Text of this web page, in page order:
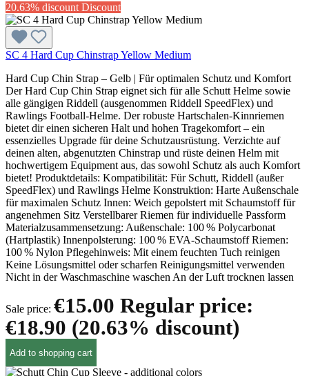
20.63% discount Discount
SC 4 Hard Cup Chinstrap Yellow Medium
Hard Cup Chin Strap – Gelb | Für optimalen Schutz und Komfort
Der Hard Cup Chin Strap eignet sich für alle Schutt Helme sowie
alle gängigen Riddell (ausgenommen Riddell SpeedFlex) und
Rawlings Football-Helme. Der robuste Hartschalen-Kinnriemen
bietet dir einen sicheren Halt und hohen Tragekomfort – ein
essenzielles Upgrade für deine Schutzausrüstung. Verzichte auf
deinen alten, abgenutzten Chinstrap und rüste deinen Helm mit
hochwertigem Equipment aus, das sowohl Schutz als auch Komfort
bietet! Produktdetails: Kompatibilität: Für Schutt, Riddell (außer
SpeedFlex) und Rawlings Helme Konstruktion: Harte Außenschale
für maximalen Schutz Innen: Weich gepolstert mit Schaumstoff für
angenehmen Sitz Verstellbarer Riemen für individuelle Passform
Materialzusammensetzung: Außenschale: 100 % Polycarbonat
(Hartplastik) Innenpolsterung: 100 % EVA-Schaumstoff Riemen:
100 % Nylon Pflegehinweis: Mit einem feuchten Tuch reinigen
Keine Lösungsmittel oder scharfen Reinigungsmittel verwenden
Nicht in der Waschmaschine waschen An der Luft trocknen lassen
Sale price: €15.00 Regular price:
€18.90 (20.63% discount)
Add to shopping cart